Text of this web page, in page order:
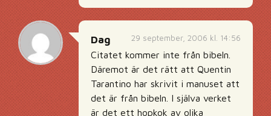
29 september, 2006 kl. 14:56
Dag
Citatet kommer inte från bibeln.
Däremot är det rätt att Quentin
Tarantino har skrivit i manuset att
det är från bibeln. I själva verket
är det ett hopkok av olika